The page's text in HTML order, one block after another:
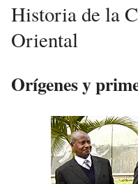
Historia de la
Oriental
Orígenes y